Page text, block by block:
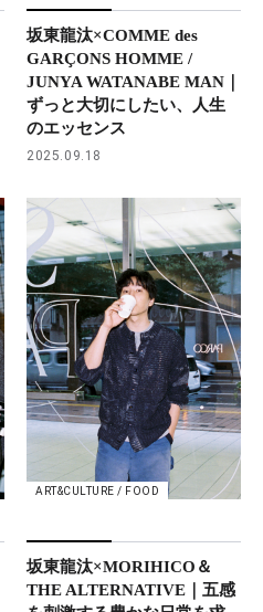
坂東龍汰×COMME des
GARÇONS HOMME /
JUNYA WATANABE MAN｜
ずっと大切にしたい、人生
のエッセンス
2025.09.18
ART&CULTURE / FOOD
坂東龍汰×MORIHICO＆
THE ALTERNATIVE｜五感